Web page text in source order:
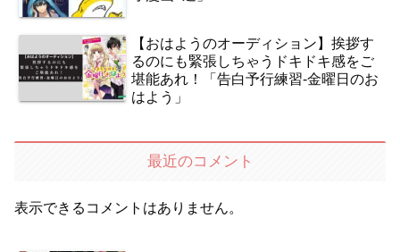
【おはようのオーディション】挨拶す
るのにも緊張しちゃうドキドキ感をご
堪能あれ！「告白予行練習‐金曜日のお
はよう」
最近のコメント
表示できるコメントはありません。